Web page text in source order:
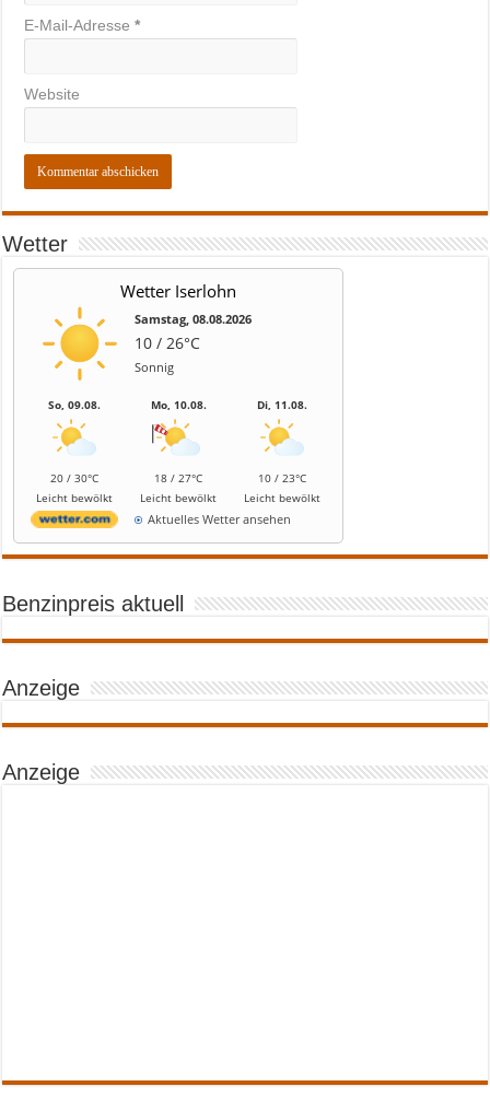
E-Mail-Adresse*
Website
Wetter
Wetter Iserlohn
Samstag, 08.08.2026
10 / 26°C
Sonnig
So, 09.08.
20 / 30°C
Leicht bewölkt
Mo, 10.08.
18 / 27°C
Leicht bewölkt
Di, 11.08.
10 / 23°C
Leicht bewölkt
Aktuelles Wetter ansehen
Benzinpreis aktuell
Anzeige
Anzeige